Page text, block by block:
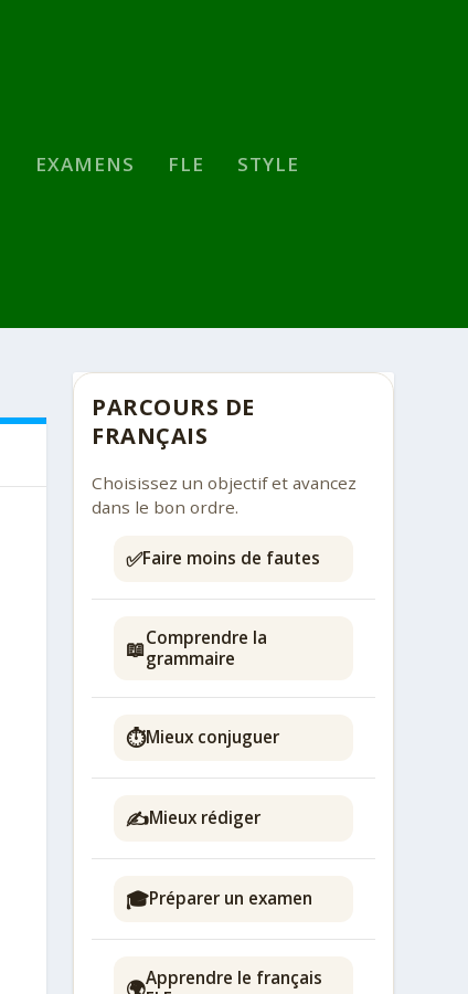
EXAMENS FLE STYLE
PARCOURS DE
FRANÇAIS
Choisissez un objectif et avancez
dans le bon ordre.
✅Faire moins de fautes
📖Comprendre la
grammaire
⏱️Mieux conjuguer
✍️Mieux rédiger
🎓Préparer un examen
🌍Apprendre le français